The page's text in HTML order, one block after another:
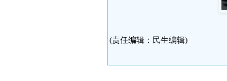
(责任编辑：民生编辑)